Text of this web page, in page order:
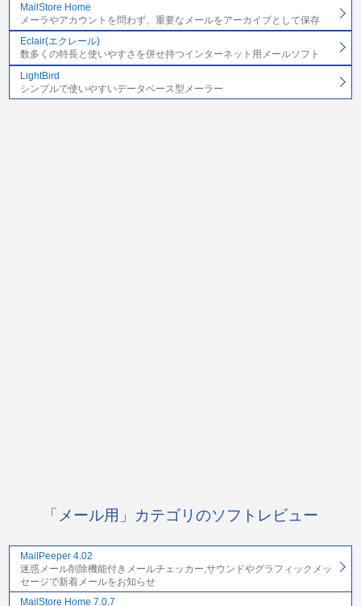
MailStore Home
メーラやアカウントを問わず、重要なメールをアーカイブとして保存
Eclair(エクレール)
数多くの特長と使いやすさを併せ持つインターネット用メールソフト
LightBird
シンプルで使いやすいデータベース型メーラー
「メール用」カテゴリのソフトレビュー
MailPeeper 4.02
迷惑メール削除機能付きメールチェッカー,サウンドやグラフィックメッ
セージで新着メールをお知らせ
MailStore Home 7.0.7